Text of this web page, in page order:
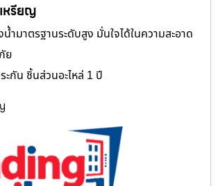
หรียญ
ำมาตรฐานระดับสูง มั่นใจได้ในความสะอาด
ย
ะกัน ชิ้นส่วนอะไหล่ 1 ปี